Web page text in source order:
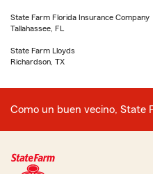
State Farm Florida Insurance Company
Tallahassee, FL
State Farm Lloyds
Richardson, TX
Como un buen vecino, State